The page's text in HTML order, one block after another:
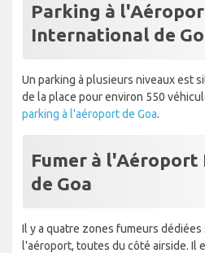
Parking à
International de
Un parking à plusieurs niveaux est
de la place pour environ 550
parking à l'aéroport de Goa.
Fumer à
de Goa
Il y a quatre zones fumeurs
l'aéroport, toutes du côté airside. Il